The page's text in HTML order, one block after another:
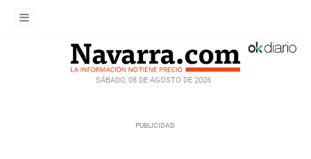
SÁBADO, 08 DE AGOSTO DE 2026